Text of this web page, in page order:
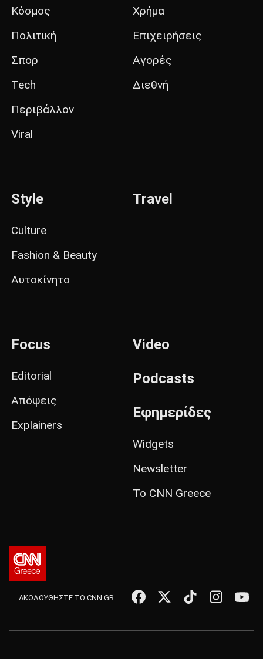
Κόσμος
Πολιτική
Σπορ
Tech
Περιβάλλον
Viral
Χρήμα
Επιχειρήσεις
Αγορές
Διεθνή
Style
Culture
Fashion & Beauty
Αυτοκίνητο
Travel
Focus
Editorial
Απόψεις
Explainers
Video
Podcasts
Εφημερίδες
Widgets
Newsletter
Το CNN Greece
ΑΚΟΛΟΥΘΗΣΤΕ ΤΟ CNN.GR